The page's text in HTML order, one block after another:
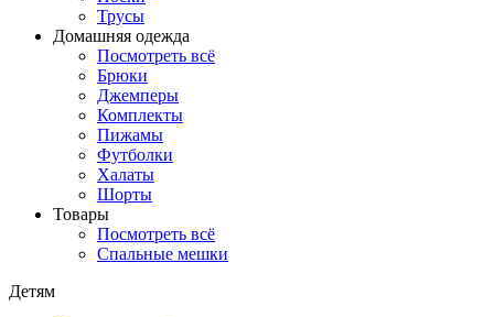
Трусы
Домашняя одежда
Посмотреть всё
Брюки
Джемперы
Комплекты
Пижамы
Футболки
Халаты
Шорты
Товары
Посмотреть всё
Спальные мешки
Детям